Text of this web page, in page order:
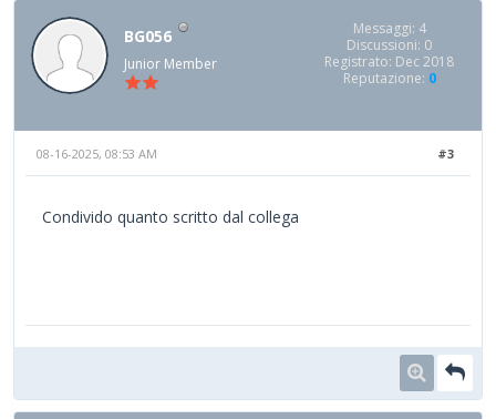
BG056
Junior Member
Messaggi: 4
Discussioni: 0
Registrato: Dec 2018
Reputazione: 0
#3
08-16-2025, 08:53 AM
Condivido quanto scritto dal collega